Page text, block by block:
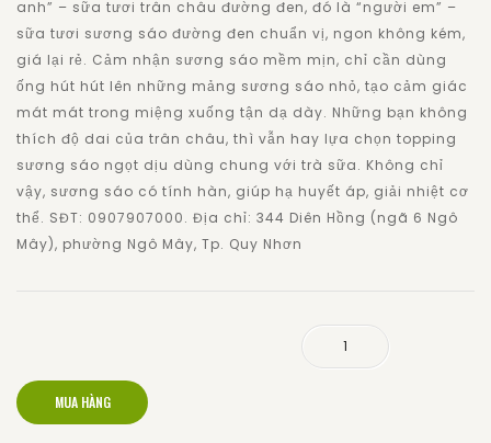
anh” – sữa tươi trân châu đường đen, đó là “người em” –
sữa tươi sương sáo đường đen chuẩn vị, ngon không kém,
giá lại rẻ. Cảm nhận sương sáo mềm mịn, chỉ cần dùng
ống hút hút lên những mảng sương sáo nhỏ, tạo cảm giác
mát mát trong miệng xuống tận dạ dày. Những bạn không
thích độ dai của trân châu, thì vẫn hay lựa chọn topping
sương sáo ngọt dịu dùng chung với trà sữa. Không chỉ
vậy, sương sáo có tính hàn, giúp hạ huyết áp, giải nhiệt cơ
thể. SĐT: 0907907000. Địa chỉ: 344 Diên Hồng (ngã 6 Ngô
Mây), phường Ngô Mây, Tp. Quy Nhơn
MUA HÀNG